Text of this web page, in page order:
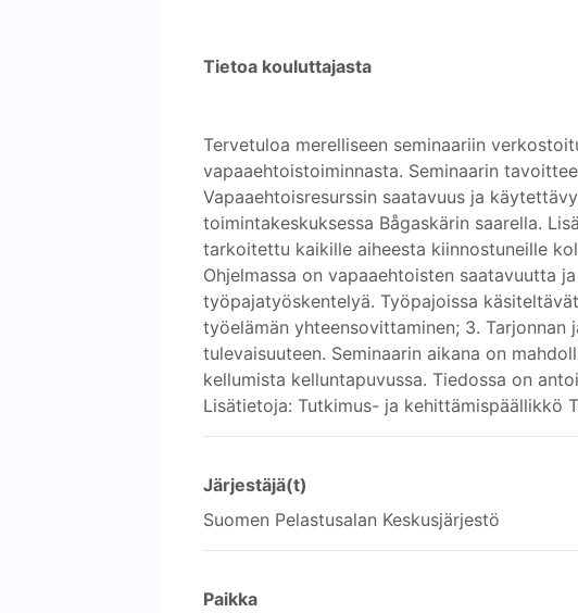
Tietoa kouluttajasta
Tervetuloa merelliseen seminaariin
vapaaehtoistoiminnasta. Seminaarin
Vapaaehtoisresurssin saatavuus ja
toimintakeskuksessa Bågaskärin saarella.
tarkoitettu kaikille aiheesta kiinnostuneille
Ohjelmassa on vapaaehtoisten saatavuutta
työpajatyöskentelyä. Työpajoissa
työelämän yhteensovittaminen; 3.
tulevaisuuteen. Seminaarin aikana on
kellumista kelluntapuvussa. Tiedossa on
Lisätietoja: Tutkimus- ja kehittämispäällikkö
Järjestäjä(t)
Suomen Pelastusalan Keskusjärjestö
Paikka